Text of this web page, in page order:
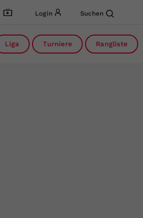
Login Suchen
Liga Turniere Rangliste